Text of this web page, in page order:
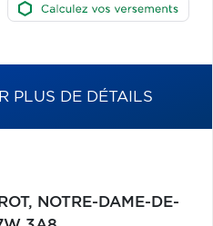
PLUS DE DÉTAILS
NOTRE-DAME-DE-